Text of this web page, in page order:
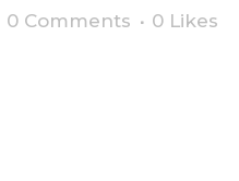
0 Comments 0 Likes